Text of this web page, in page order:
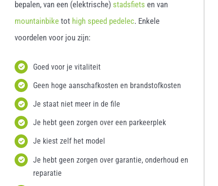
bepalen, van een (elektrische) stadsfiets en van
mountainbiketot high speed pedelec. Enkele
voordelen voor jou zijn:
Goed voor je vitaliteit
Geen hoge aanschafkosten en brandstofkosten
Je staat niet meer in de file
Je hebt geen zorgen over een parkeerplek
Je kiest zelf het model
Je hebt geen zorgen over garantie, onderhoud en
reparatie